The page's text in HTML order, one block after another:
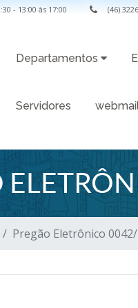
- 13:00 às 17:00 (46)
Departamentos
Servidores
Pregão Eletrônico 0042/